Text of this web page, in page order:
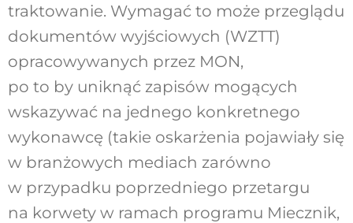
traktowanie. Wymagać to może przeglądu
dokumentów wyjściowych (WZTT)
opracowywanych przez MON,
po to by uniknąć zapisów mogących
wskazywać na jednego konkretnego
wykonawcę (takie oskarżenia pojawiały się
w branżowych mediach zarówno
w przypadku poprzedniego przetargu
na korwety w ramach programu Miecznik,